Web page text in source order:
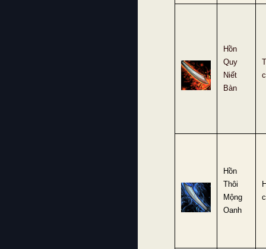
Hồn
Quy
Niết
Bàn
Hồn
Thôi
Mộng
Oanh